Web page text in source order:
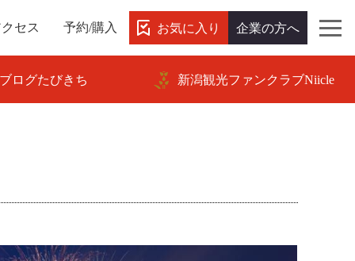
セス 予約/購入 お気に入り 企業の方へ
ログたびきち 新潟観光ファンクラブNiicle